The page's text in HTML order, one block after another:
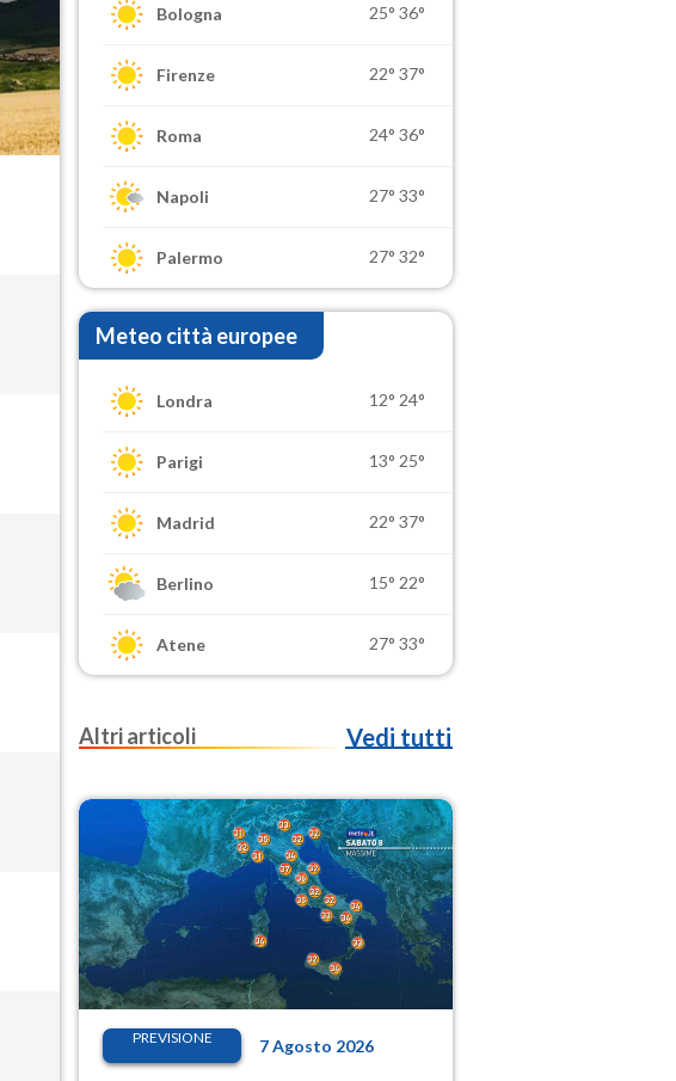
Bologna 25° 36°
Firenze 22° 37°
Roma 24° 36°
Napoli 27° 33°
Palermo 27° 32°
Meteo città europee
Londra 12° 24°
Parigi 13° 25°
Madrid 22° 37°
Berlino 15° 22°
Atene 27° 33°
Altri articoli Vedi tutti
PREVISIONE 7 Agosto 2026